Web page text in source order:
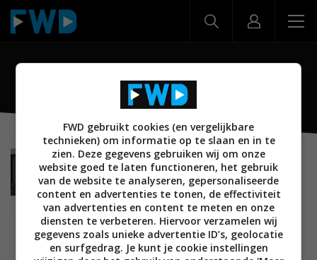
Outdoor Cam
NIEUWS SMARTHOME
VEILIGHEID EN BEVEILIGING
03 JANUARI 2022
Eve lanceert buitencamera en MotionBlinds met
Thread-ondersteuning
FWD gebruikt cookies (en vergelijkbare
technieken) om informatie op te slaan en in te
zien. Deze gegevens gebruiken wij om onze
website goed te laten functioneren, het gebruik
van de website te analyseren, gepersonaliseerde
content en advertenties te tonen, de effectiviteit
van advertenties en content te meten en onze
diensten te verbeteren. Hiervoor verzamelen wij
gegevens zoals unieke advertentie ID’s, geolocatie
en surfgedrag. Je kunt je cookie instellingen